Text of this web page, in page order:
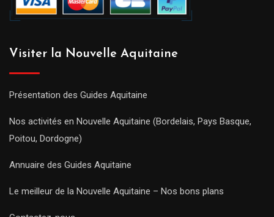
Visiter la Nouvelle Aquitaine
Présentation des Guides Aquitaine
Nos activités en Nouvelle Aquitaine (Bordelais, Pays Basque,
Poitou, Dordogne)
Annuaire des Guides Aquitaine
Le meilleur de la Nouvelle Aquitaine – Nos bons plans